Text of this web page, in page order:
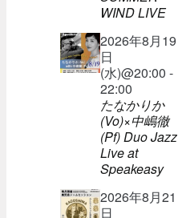
WIND LIVE
2026年8月19
日
(水)@20:00 -
22:00
たなかりか
(Vo)×中嶋徹
(Pf) Duo Jazz
Live at
Speakeasy
2026年8月21
日